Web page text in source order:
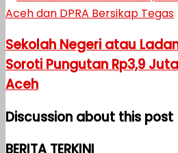
Sekolah Negeri atau
Soroti Pungutan Rp3,9
Aceh
Discussion about this post